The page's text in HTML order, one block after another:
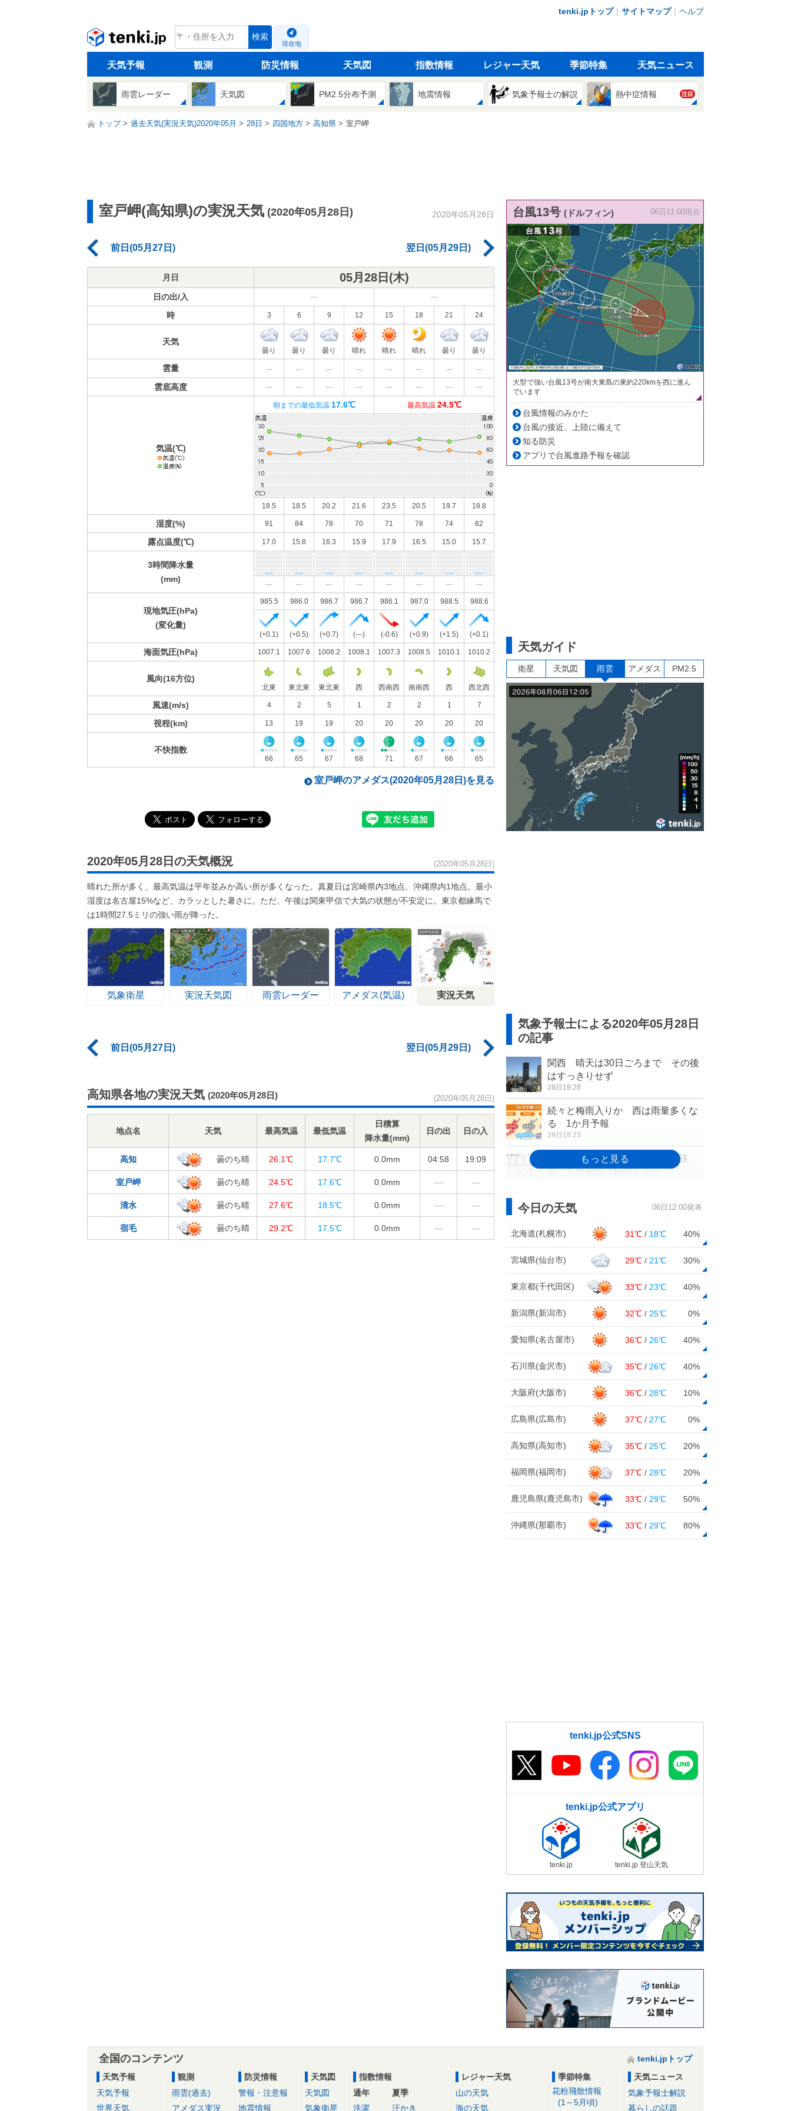
tenki.jpトップ｜ サイトマップ｜ ヘルプ
tenki.jp 検索
現在地
天気予報 観測 防災情報 天気図 指数情報 レジャー天気 季節特集 天気ニュース
雨雲レーダー 天気図 PM2.5分布予測 地震情報 気象予報士の解説 熱中症情報 注目
トップ 過去天気(実況天気)2020年05月 28日 四国地方 高知県 室戸岬
室戸岬(高知県)の実況天気 (2020年05月28日) 2020年05月28日
前日(05月27日) 翌日(05月29日)
月日 05月28日(木)
日の出/入 --- ---
時 3 6 9 12 15 18 21 24
天気
曇り 曇り 曇り 晴れ 晴れ 晴れ 曇り 曇り
雲量 --- --- --- --- --- --- --- ---
雲底高度 --- --- --- --- --- --- --- ---
気温(℃)
朝までの最低気温 17.6℃ 最高気温 24.5℃
18.5 18.5 20.2 21.6 23.5 20.5 19.7 18.8
湿度(%) 91 84 78 70 71 78 74 82
露点温度(℃) 17.0 15.8 16.3 15.9 17.9 16.5 15.0 15.7
3時間降水量
(mm)
--- --- --- --- --- --- --- ---
現地気圧(hPa)
(変化量)
985.5 986.0 986.7 986.7 986.1 987.0 988.5 988.6
(+0.1) (+0.5) (+0.7) (---) (-0.6) (+0.9) (+1.5) (+0.1)
海面気圧(hPa) 1007.1 1007.6 1008.2 1008.1 1007.3 1008.5 1010.1 1010.2
風向(16方位)
北東 東北東 東北東 西 西南西 南南西 西 西北西
風速(m/s) 4 2 5 1 2 2 1 7
視程(km) 13 19 19 20 20 20 20 20
不快指数
66 65 67 68 71 67 66 65
室戸岬のアメダス(2020年05月28日)を見る
2020年05月28日の天気概況 (2020年05月28日)
晴れた所が多く、最高気温は平年並みか高い所が多くなった。真夏日は宮崎県内3地点、沖縄県内1地点。最小
湿度は名古屋15%など、カラッとした暑さに。ただ、午後は関東甲信で大気の状態が不安定に。東京都練馬で
は1時間27.5ミリの強い雨が降った。
気象衛星 実況天気図 雨雲レーダー アメダス(気温) 実況天気
前日(05月27日) 翌日(05月29日)
高知県各地の実況天気 (2020年05月28日) (2020年05月28日)
地点名 天気 最高気温 最低気温
日積算
降水量(mm)
日の出 日の入
高知 曇のち晴 26.1℃ 17.7℃ 0.0mm 04:58 19:09
室戸岬 曇のち晴 24.5℃ 17.6℃ 0.0mm --- ---
清水 曇のち晴 27.6℃ 18.5℃ 0.0mm --- ---
宿毛 曇のち晴 29.2℃ 17.5℃ 0.0mm --- ---
台風13号 (ドルフィン) 06日11:00現在
大型で強い台風13号が南大東島の東約220kmを西に進ん
でいます
台風情報のみかた
台風の接近、上陸に備えて
知る防災
アプリで台風進路予報を確認
天気ガイド
衛星 天気図 雨雲 アメダス PM2.5
気象予報士による2020年05月28日
の記事
関西 晴天は30日ごろまで その後
はすっきりせず
28日19:28
続々と梅雨入りか 西は雨量多くな
る 1か月予報
28日18:23
週末の天気 関東は急な雷雨に注
意 九州南部は梅雨入りか
北海道の1か月 真夏の暑さがやって
28日15:57
四国地方 梅雨入り間近か!? 最新
の1か月予報
関東甲信 山沿いで雨雲や雷雲が発
達中 平野部も雨に
28日15:20
週間 晴れる日も急な雷雨 6月に入
ると本降りの雨も
28日11:56
空気カラリ 東京の最小湿度 13日
ぶりに30%台
28日11:33
28日 お帰り時間の傘予報 今夜、
雨が降る所は?
28日10:07
28日 カラッとした暑さ30度予想
も 関東はにわか雨
今日の天気 06日12:00発表
北海道(札幌市) 31℃ / 18℃ 40%
宮城県(仙台市) 29℃ / 21℃ 30%
東京都(千代田区) 33℃ / 23℃ 40%
新潟県(新潟市) 32℃ / 25℃ 0%
愛知県(名古屋市) 36℃ / 26℃ 40%
石川県(金沢市) 35℃ / 26℃ 40%
大阪府(大阪市) 36℃ / 28℃ 10%
広島県(広島市) 37℃ / 27℃ 0%
高知県(高知市) 35℃ / 25℃ 20%
福岡県(福岡市) 37℃ / 28℃ 20%
鹿児島県(鹿児島市) 33℃ / 29℃ 50%
沖縄県(那覇市) 33℃ / 29℃ 80%
tenki.jp公式SNS
tenki.jp公式アプリ
tenki.jp tenki.jp 登山天気
全国のコンテンツ
tenki.jpトップ
天気予報
天気予報
世界天気
観測
雨雲(過去)
アメダス実況
防災情報
警報・注意報
地震情報
天気図
天気図
気象衛星
指数情報
通年
洗濯
夏季
汗かき
レジャー天気
山の天気
海の天気
季節特集
花粉飛散情報
(1～5月頃)
天気ニュース
気象予報士解説
暮らしの話題